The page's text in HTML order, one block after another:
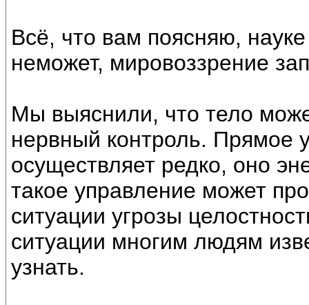
Всё, что вам поясняю,
неможет, мировоззрение
Мы выяснили, что тело
нервный контроль. Прямое
осуществляет редко, оно
такое управление может
ситуации угрозы
ситуации многим людям
узнать.